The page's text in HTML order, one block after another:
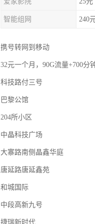
智能组网 240
携号转网到移动
32元一个月，90G流量+700分
科技路付三号
巴黎公馆
204所小区
中晶科技广场
大寨路南侧晶鑫华庭
唐延路唐延鑫苑
和城国际
中段高新九号
捷瑞新时代